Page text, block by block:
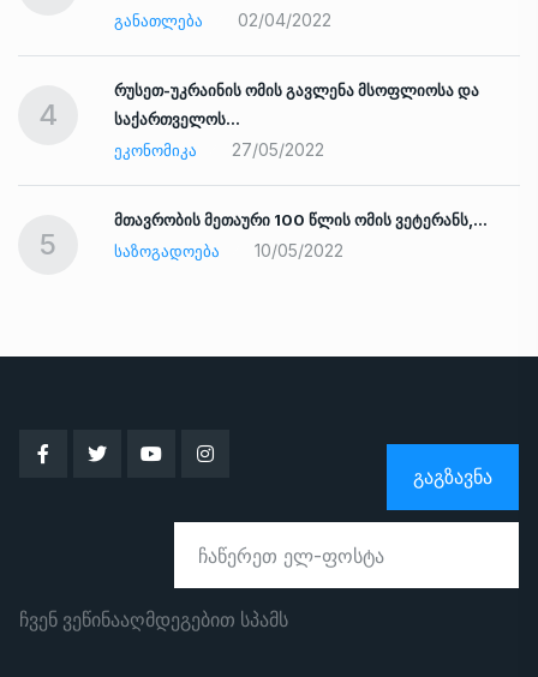
ᲒᲐᲜᲐᲗᲚᲔᲑᲐ
02/04/2022
4
რუსეთ-უკრაინის ომის გავლენა მსოფლიოსა და
საქართველოს…
ᲔᲙᲝᲜᲝᲛᲘᲙᲐ
27/05/2022
5
მთავრობის მეთაური 100 წლის ომის ვეტერანს,…
ᲡᲐᲖᲝᲒᲐᲓᲝᲔᲑᲐ
10/05/2022
ᲒᲐᲒᲖᲐᲕᲜᲐ
ჩვენ ვეწინააღმდეგებით სპამს